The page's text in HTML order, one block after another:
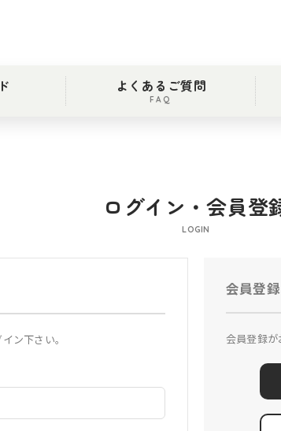
よくあるご質問
FAQ
ログイン・会員登
LOGIN
ン下さい。
会員登録
会員登録が